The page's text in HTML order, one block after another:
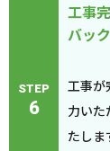
STEP
6
工事
バック
工事が
力いた
たしま